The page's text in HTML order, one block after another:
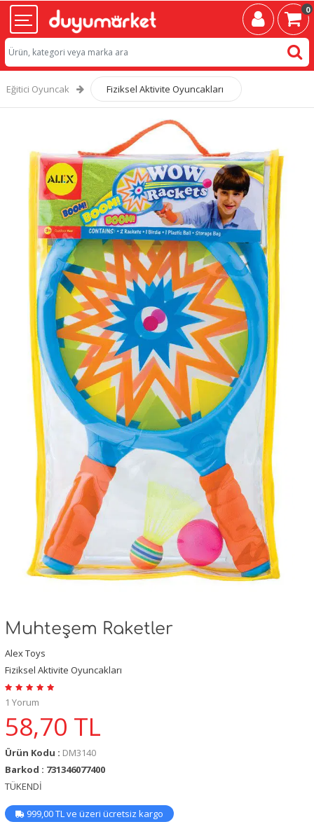
0
Eğitici Oyuncak Fiziksel Aktivite Oyuncakları
Muhteşem Raketler
Alex Toys
Fiziksel Aktivite Oyuncakları
1 Yorum
58,70 TL
Ürün Kodu : DM3140
Barkod : 731346077400
TÜKENDİ
999,00 TL ve üzeri ücretsiz kargo